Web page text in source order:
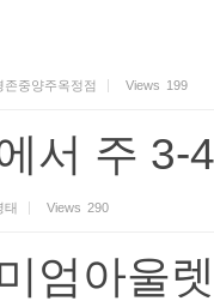
존중양주옥정점 Views 199
서 주 3-
태 Views 290
엄아울